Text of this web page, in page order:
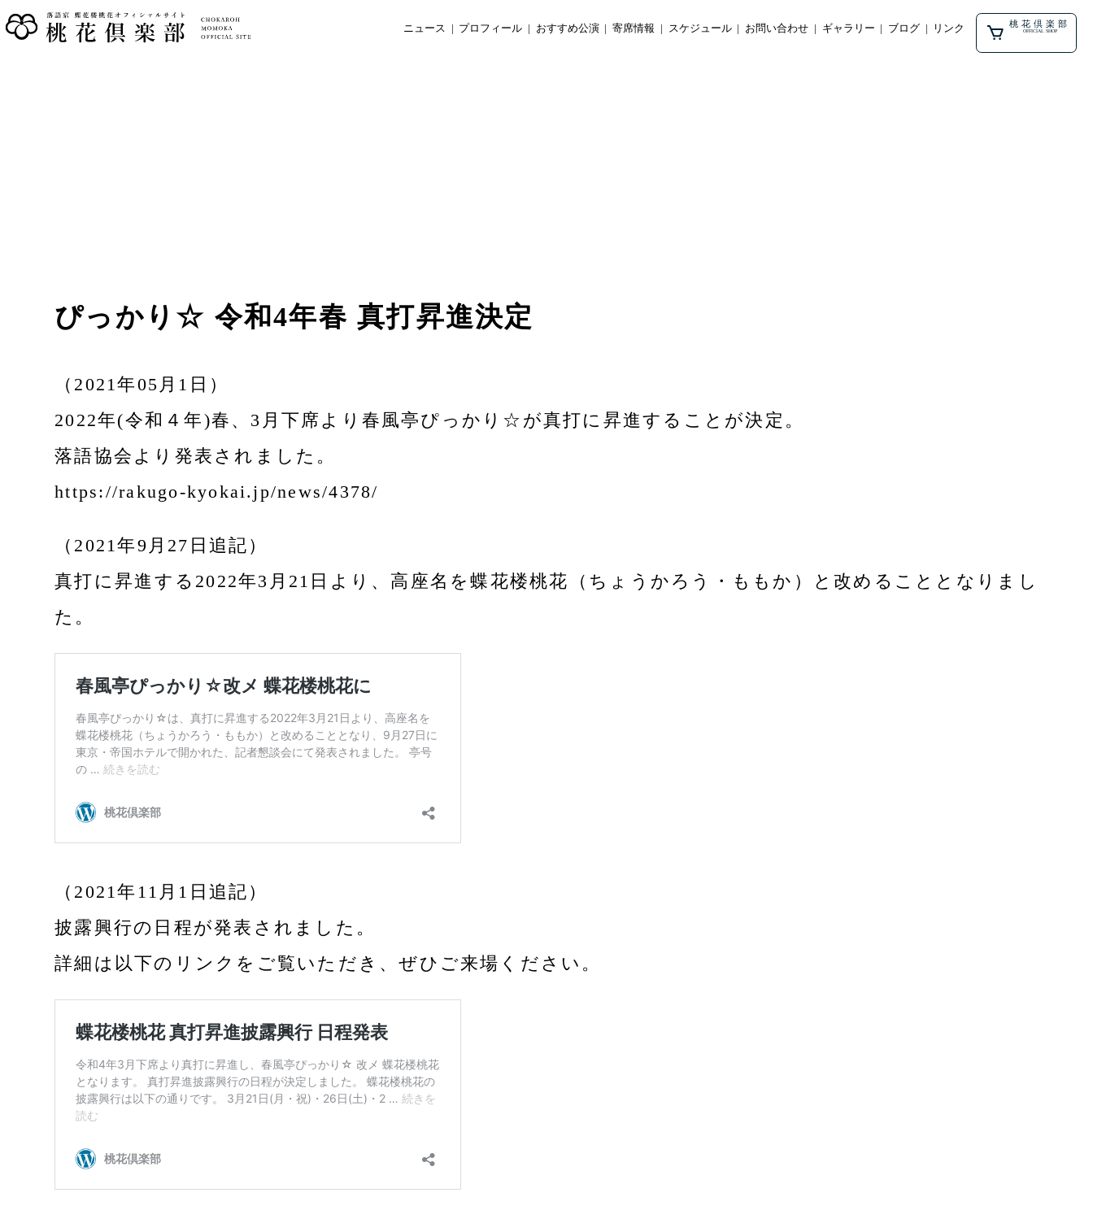
ニュース プロフィール おすすめ公演 寄席情報 スケジュール お問い合わせ ギャラリー ブログ リンク 桃花倶楽部
OFFICIAL SHOP
ぴっかり☆ 令和4年春 真打昇進決定
（2021年05月1日）
2022年(令和４年)春、3月下席より春風亭ぴっかり☆が真打に昇進することが決定。
落語協会より発表されました。
https://rakugo-kyokai.jp/news/4378/
（2021年9月27日追記）
真打に昇進する2022年3月21日より、高座名を蝶花楼桃花（ちょうかろう・ももか）と改めることとなりまし
た。
（2021年11月1日追記）
披露興行の日程が発表されました。
詳細は以下のリンクをご覧いただき、ぜひご来場ください。